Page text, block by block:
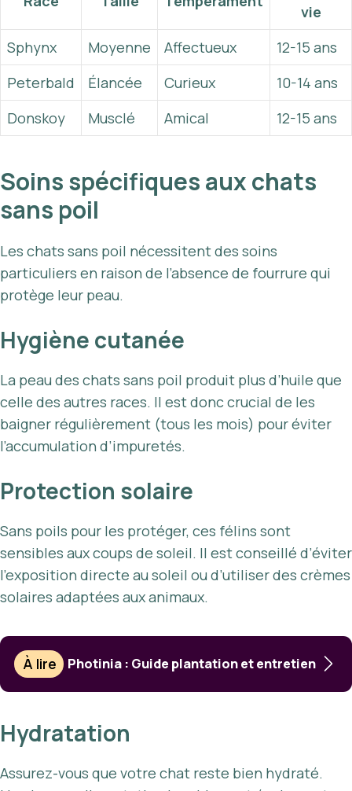
vie
Sphynx
Moyenne Affectueux
12-15 ans
Peterbald
Élancée Curieux
10-14 ans
Donskoy
Musclé Amical 12-15 ans
Soins spécifiques aux chats
sans poil
Les chats sans poil nécessitent des soins
particuliers en raison de l’absence de fourrure qui
protège leur peau.
Hygiène cutanée
La peau des chats sans poil produit plus d’huile que
celle des autres races. Il est donc crucial de les
baigner régulièrement (tous les mois) pour éviter
l’accumulation d’impuretés.
Protection solaire
Sans poils pour les protéger, ces félins sont
sensibles aux coups de soleil. Il est conseillé d’éviter
l’exposition directe au soleil ou d’utiliser des crèmes
solaires adaptées aux animaux.
À lire Photinia : Guide plantation et entretien
Hydratation
Assurez-vous que votre chat reste bien hydraté.